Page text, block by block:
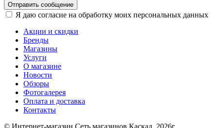
Отправить сообщение
Я даю согласие на обработку моих персональных данных
Акции и скидки
Бренды
Магазины
Услуги
О магазине
Новости
Обзоры
Фотогалерея
Оплата и доставка
Контакты
© Интернет-магазин Сеть магазинов Каскад, 2026г.